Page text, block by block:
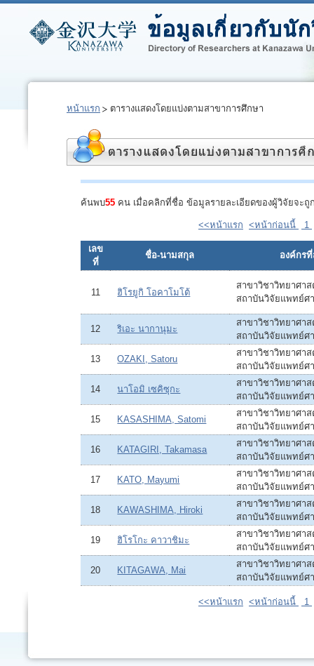
หน้าแรก ตารางแสดงโดยแบ่งตามสาขาการศึกษา
ค้นพบ55 คน เมื่อคลิกที่ชื่อ ข้อมูลรายละเอียดของผู้วิจัยจะถู
<<หน้าแรก <หน้าก่อนนี้ 1
เลข
ที่
ชื่อ-นามสกุล องค์กร
11 ฮิโรยูกิ โอคาโมโต้
สาขาวิชาวิทยาศา
สถาบันวิจัยแพทย์ศ
12 ริเอะ นากานุมะ
สาขาวิชาวิทยาศา
สถาบันวิจัยแพทย์ศ
13 OZAKI, Satoru
สาขาวิชาวิทยาศา
สถาบันวิจัยแพทย์ศ
14 นาโอมิ เซคิซุกะ
สาขาวิชาวิทยาศา
สถาบันวิจัยแพทย์ศ
15 KASASHIMA, Satomi
สาขาวิชาวิทยาศา
สถาบันวิจัยแพทย์ศ
16 KATAGIRI, Takamasa
สาขาวิชาวิทยาศา
สถาบันวิจัยแพทย์ศ
17 KATO, Mayumi
สาขาวิชาวิทยาศา
สถาบันวิจัยแพทย์ศ
18 KAWASHIMA, Hiroki
สาขาวิชาวิทยาศา
สถาบันวิจัยแพทย์ศ
19 ฮิโรโกะ คาวาชิมะ
สาขาวิชาวิทยาศา
สถาบันวิจัยแพทย์ศ
20 KITAGAWA, Mai
สาขาวิชาวิทยาศา
สถาบันวิจัยแพทย์ศ
<<หน้าแรก <หน้าก่อนนี้ 1